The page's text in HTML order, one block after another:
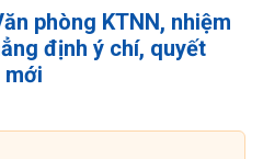
phòng KTNN, nhiệm
định ý chí, quyết
mới